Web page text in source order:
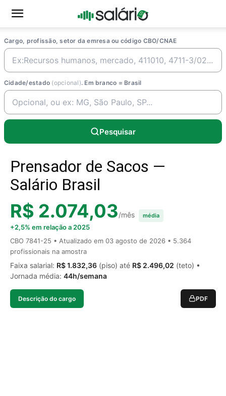
Cargo, profissão, setor da emresa ou código CBO/CNAE
Cidade/estado (opcional). Em branco = Brasil
Pesquisar
Prensador de Sacos —
Salário Brasil
R$ 2.074,03/mês média
+2,5% em relação a 2025
CBO 7841-25 • Atualizado em 03 agosto de 2026 • 5.364
profissionais na amostra
Faixa salarial: R$ 1.832,36 (piso) até R$ 2.496,02 (teto) •
Jornada média: 44h/semana
Descrição do cargo PDF